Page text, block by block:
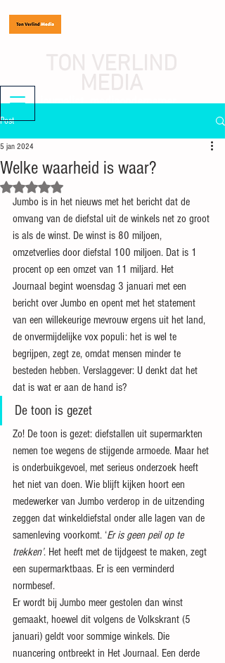
journalist, mediaondernemer
Post
Welke waarheid is waar?
5 jan 2024
Beoordeeld met NaN uit 5 sterren.
Jumbo is in het nieuws met het bericht dat de
omvang van de diefstal uit de winkels net zo groot
is als de winst. De winst is 80 miljoen,
omzetverlies door diefstal 100 miljoen. Dat is 1
procent op een omzet van 11 miljard. Het
Journaal begint woensdag 3 januari met een
bericht over Jumbo en opent met het statement
van een willekeurige mevrouw ergens uit het land,
de onvermijdelijke vox populi: het is wel te
begrijpen, zegt ze, omdat mensen minder te
besteden hebben. Verslaggever: U denkt dat het
dat is wat er aan de hand is?
De toon is gezet
Zo! De toon is gezet: diefstallen uit supermarkten
nemen toe wegens de stijgende armoede. Maar het
is onderbuikgevoel, met serieus onderzoek heeft
het niet van doen. Wie blijft kijken hoort een
medewerker van Jumbo verderop in de uitzending
zeggen dat winkeldiefstal onder alle lagen van de
samenleving voorkomt. ‘Er is geen peil op te
trekken’. Het heeft met de tijdgeest te maken, zegt
een supermarktbaas. Er is een verminderd
normbesef.
Er wordt bij Jumbo meer gestolen dan winst
gemaakt, hoewel dit volgens de Volkskrant (5
januari) geldt voor sommige winkels. Die
nuancering ontbreekt in Het Journaal. Een derde